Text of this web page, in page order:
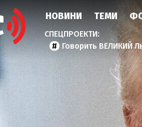
НОВИНИ ТЕМИ
Говорить ВЕЛИКИЙ